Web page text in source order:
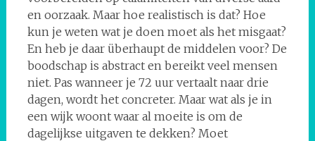
en oorzaak. Maar hoe realistisch is dat? Hoe
kun je weten wat je doen moet als het misgaat?
En heb je daar überhaupt de middelen voor? De
boodschap is abstract en bereikt veel mensen
niet. Pas wanneer je 72 uur vertaalt naar drie
dagen, wordt het concreter. Maar wat als je in
een wijk woont waar al moeite is om de
dagelijkse uitgaven te dekken? Moet